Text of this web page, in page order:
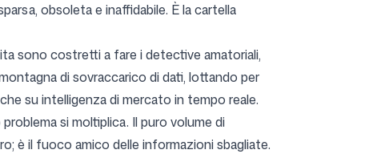
obsoleta e inaffidabile. È la cartella
sono costretti a fare i detective amatoriali,
di sovraccarico di dati, lottando per
su intelligenza di mercato in tempo reale.
si moltiplica. Il puro volume di
è il fuoco amico delle informazioni sbagliate.